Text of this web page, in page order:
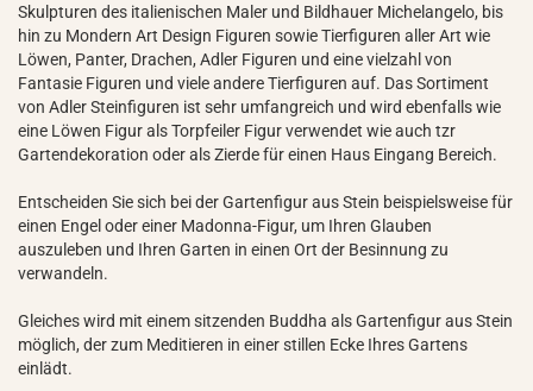
Skulpturen des italienischen Maler und Bildhauer Michelangelo, bis
hin zu Mondern Art Design Figuren sowie Tierfiguren aller Art wie
Löwen, Panter, Drachen, Adler Figuren und eine vielzahl von
Fantasie Figuren und viele andere Tierfiguren auf. Das Sortiment
von Adler Steinfiguren ist sehr umfangreich und wird ebenfalls wie
eine Löwen Figur als Torpfeiler Figur verwendet wie auch tzr
Gartendekoration oder als Zierde für einen Haus Eingang Bereich.
Entscheiden Sie sich bei der Gartenfigur aus Stein beispielsweise für
einen Engel oder einer Madonna-Figur, um Ihren Glauben
auszuleben und Ihren Garten in einen Ort der Besinnung zu
verwandeln.
Gleiches wird mit einem sitzenden Buddha als Gartenfigur aus Stein
möglich, der zum Meditieren in einer stillen Ecke Ihres Gartens
einlädt.